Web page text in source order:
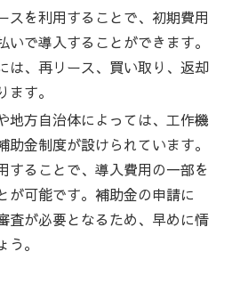
スを利用することで、初期費用
いで導入することができます。
は、再リース、買い取り、返却
す。
地方自治体によっては、工作機
助金制度が設けられています。
することで、導入費用の一部を
が可能です。補助金の申請に
査が必要となるため、早めに情
。